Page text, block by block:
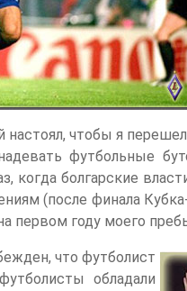
чтобы я
футбольные
когда болгарские
(после финала
первом году моего
что футболист
обладали